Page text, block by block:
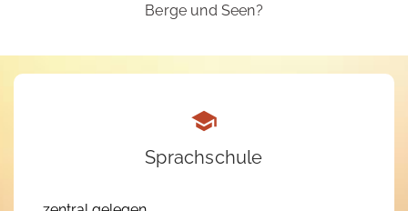
Berge und Seen?
Sprachschule